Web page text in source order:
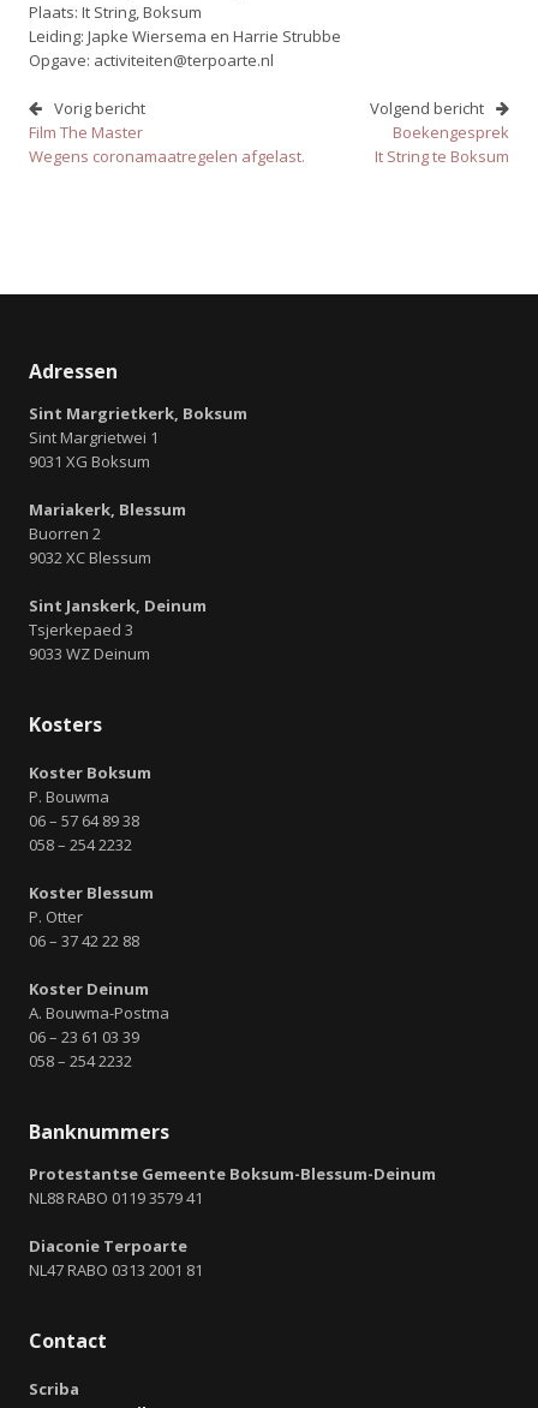
Plaats: It String, Boksum
Leiding: Japke Wiersema en Harrie Strubbe
Opgave: activiteiten@terpoarte.nl
Vorig bericht
Film The Master
Wegens coronamaatregelen afgelast.
Volgend bericht
Boekengesprek
It String te Boksum
Adressen
Sint Margrietkerk, Boksum
Sint Margrietwei 1
9031 XG Boksum
Mariakerk, Blessum
Buorren 2
9032 XC Blessum
Sint Janskerk, Deinum
Tsjerkepaed 3
9033 WZ Deinum
Kosters
Koster Boksum
P. Bouwma
06 – 57 64 89 38
058 – 254 2232
Koster Blessum
P. Otter
06 – 37 42 22 88
Koster Deinum
A. Bouwma-Postma
06 – 23 61 03 39
058 – 254 2232
Banknummers
Protestantse Gemeente Boksum-Blessum-Deinum
NL88 RABO 0119 3579 41
Diaconie Terpoarte
NL47 RABO 0313 2001 81
Contact
Scriba